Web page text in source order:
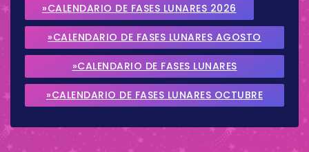
»CALENDARIO DE FASES LUNARES 2026
»CALENDARIO DE FASES LUNARES AGOSTO
2026
»CALENDARIO DE FASES LUNARES
SEPTIEMBRE 2026
»CALENDARIO DE FASES LUNARES OCTUBRE